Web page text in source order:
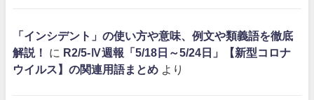
「インシデント」の使い方や意味、例文や類義語を徹底
解説！
に R2/5-Ⅳ週報「5/18日～5/24日」【新型コロナ
ウイルス】の関連用語まとめ より